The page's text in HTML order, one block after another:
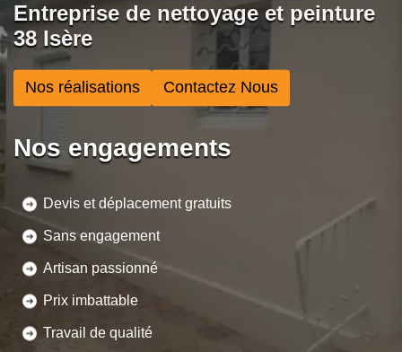
Entreprise de nettoyage et peinture
38 Isère
Nos réalisations Contactez Nous
Nos engagements
Devis et déplacement gratuits
Sans engagement
Artisan passionné
Prix imbattable
Travail de qualité